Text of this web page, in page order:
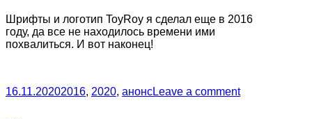
Шрифты и логотип ToyRoy я сделал еще в 2016
году, да все не находилось времени ими
похвалиться. И вот наконец!
16.11.20202016, 2020, анонсLeave a comment